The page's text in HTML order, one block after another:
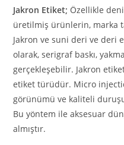
Jakron Etiket; Özellikle
üretilmiş ürünlerin, marka
Jakron ve suni deri ve deri
olarak, serigraf baskı,
gerçekleşebilir. Jakron
etiket türüdür. Micro
görünümü ve kaliteli
Bu yöntem ile aksesuar
almıştır.